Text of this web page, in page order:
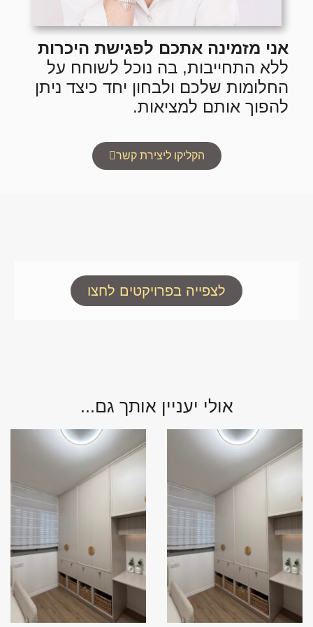
אני מזמינה אתכם לפגישת היכרות
ללא התחייבות, בה נוכל לשוחח על
החלומות שלכם ולבחון יחד כיצד ניתן
להפוך אותם למציאות.
הקליקו ליצירת קשר
לצפייה בפרויקטים לחצו
אולי יעניין אותך גם...